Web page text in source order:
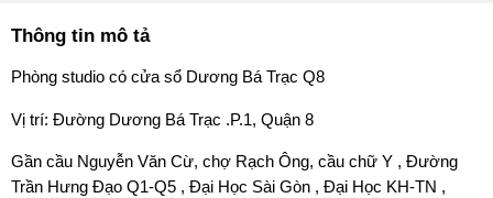
Thông tin mô tả
Phòng studio có cửa sổ Dương Bá Trạc Q8
Vị trí: Đường Dương Bá Trạc .P.1, Quận 8
Gần cầu Nguyễn Văn Cừ, chợ Rạch Ông, cầu chữ Y , Đường
Trần Hưng Đạo Q1-Q5 , Đại Học Sài Gòn , Đại Học KH-TN ,